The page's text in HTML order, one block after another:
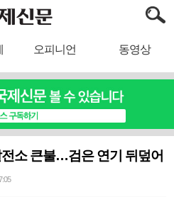
오피니언 동영상
소 큰불…검은 연기 뒤덮어